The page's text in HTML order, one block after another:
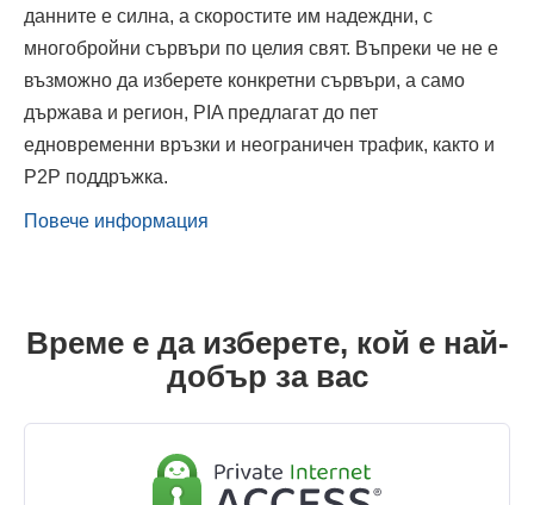
данните е силна, а скоростите им надеждни, с
многобройни сървъри по целия свят. Въпреки че не е
възможно да изберете конкретни сървъри, а само
държава и регион, PIA предлагат до пет
едновременни връзки и неограничен трафик, както и
P2P поддръжка.
Повече информация
Време е да изберете, кой е най-
добър за вас